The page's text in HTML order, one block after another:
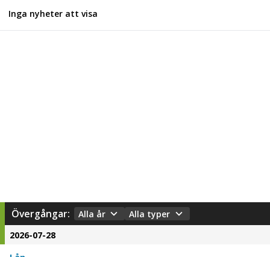
Inga nyheter att visa
Övergångar: Alla år
Alla typer
2026-07-28